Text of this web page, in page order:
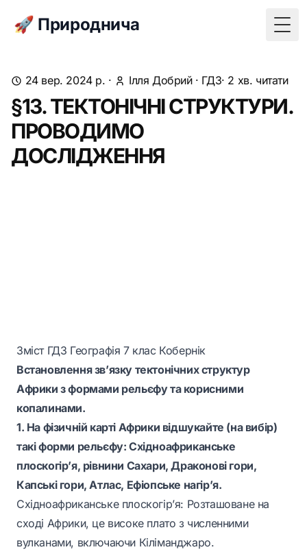
🚀 Природнича
24 вер. 2024 р. · Ілля Добрий· ГДЗ· 2 хв. читати
§13. ТЕКТОНІЧНІ СТРУКТУРИ.
ПРОВОДИМО
ДОСЛІДЖЕННЯ
Зміст ГДЗ Географія 7 клас Кобернік
Встановлення зв’язку тектонічних структур
Африки з формами рельєфу та корисними
копалинами.
1. На фізичній карті Африки відшукайте (на вибір)
такі форми рельєфу: Східноафриканське
плоскогір’я, рівнини Сахари, Драконові гори,
Капські гори, Атлас, Ефіопське нагір’я.
Східноафриканське плоскогір’я: Розташоване на
сході Африки, це високе плато з численними
вулканами, включаючи Кіліманджаро.